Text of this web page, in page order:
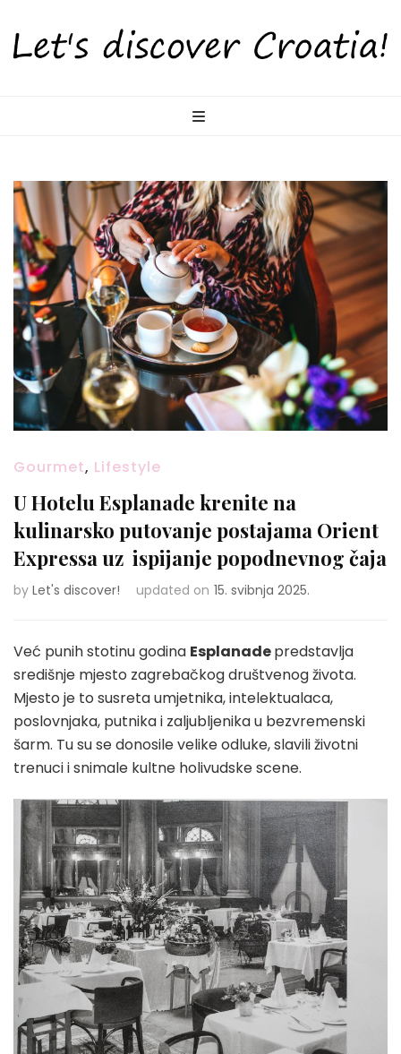
Gourmet, Lifestyle
U Hotelu Esplanade krenite na
kulinarsko putovanje postajama Orient
Expressa uz ispijanje popodnevnog čaja
by Let's discover! updated on 15. svibnja 2025.
Već punih stotinu godina Esplanadepredstavlja
središnje mjesto zagrebačkog društvenog života.
Mjesto je to susreta umjetnika, intelektualaca,
poslovnjaka, putnika i zaljubljenika u bezvremenski
šarm. Tu su se donosile velike odluke, slavili životni
trenuci i snimale kultne holivudske scene.